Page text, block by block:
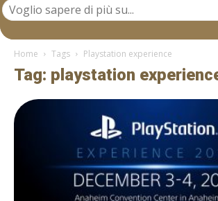
Home Tags Playstation experience
Tag: playstation